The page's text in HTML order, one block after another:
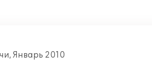
Январь 2010